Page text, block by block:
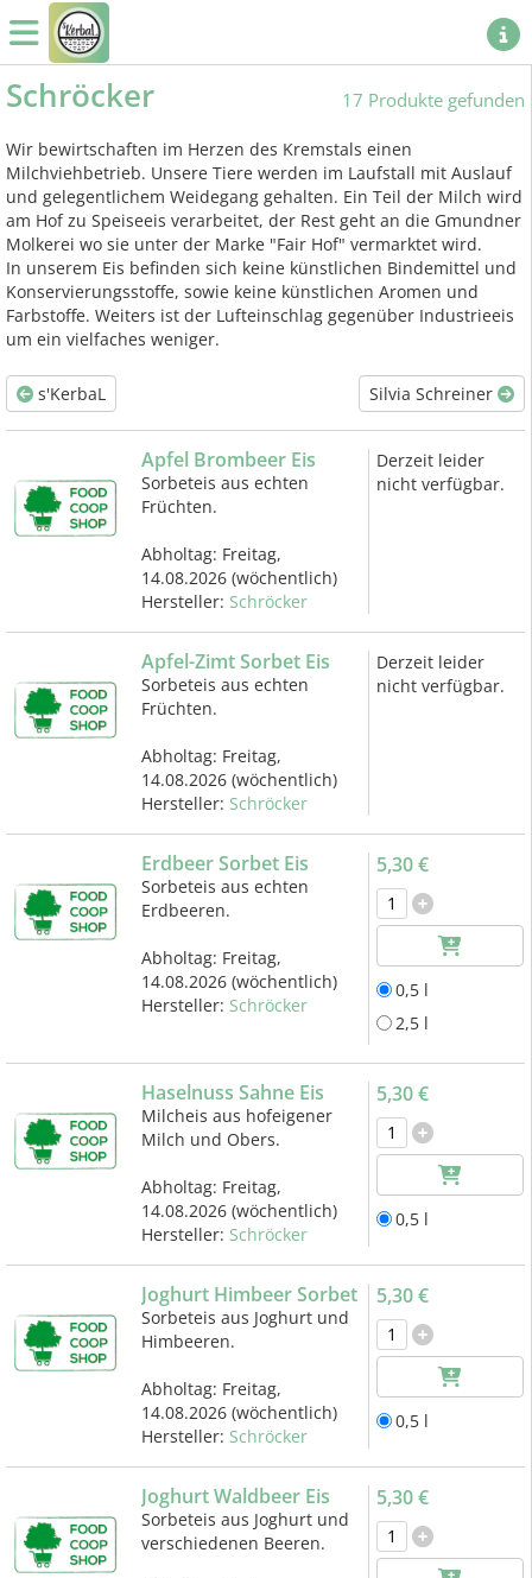
Schröcker 17 Produkte gefunden
Wir bewirtschaften im Herzen des Kremstals einen
Milchviehbetrieb. Unsere Tiere werden im Laufstall mit Auslauf
und gelegentlichem Weidegang gehalten. Ein Teil der Milch wird
am Hof zu Speiseeis verarbeitet, der Rest geht an die Gmundner
Molkerei wo sie unter der Marke "Fair Hof" vermarktet wird.
In unserem Eis befinden sich keine künstlichen Bindemittel und
Konservierungsstoffe, sowie keine künstlichen Aromen und
Farbstoffe. Weiters ist der Lufteinschlag gegenüber Industrieeis
um ein vielfaches weniger.
Silvia Schreiner
s'KerbaL
Apfel Brombeer Eis
Sorbeteis aus echten
Früchten.
Abholtag: Freitag,
14.08.2026(wöchentlich)
Hersteller: Schröcker
Derzeit leider
nicht verfügbar.
Apfel-Zimt Sorbet Eis
Sorbeteis aus echten
Früchten.
Abholtag: Freitag,
14.08.2026(wöchentlich)
Hersteller: Schröcker
Derzeit leider
nicht verfügbar.
Erdbeer Sorbet Eis
Sorbeteis aus echten
Erdbeeren.
Abholtag: Freitag,
14.08.2026(wöchentlich)
Hersteller: Schröcker
5,30 €
0,5 l
2,5 l
Haselnuss Sahne Eis
Milcheis aus hofeigener
Milch und Obers.
Abholtag: Freitag,
14.08.2026(wöchentlich)
Hersteller: Schröcker
5,30 €
0,5 l
Joghurt Himbeer Sorbet
Sorbeteis aus Joghurt und
Himbeeren.
Abholtag: Freitag,
14.08.2026(wöchentlich)
Hersteller: Schröcker
5,30 €
0,5 l
Joghurt Waldbeer Eis
Sorbeteis aus Joghurt und
verschiedenen Beeren.
5,30 €